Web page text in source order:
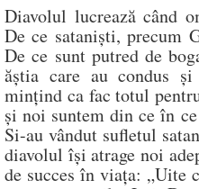
Diavolul lucrează când
De ce sataniști, precum
De ce sunt putred de
ăștia care au condus
mințind ca fac totul
și noi suntem din ce în
Si-au vândut sufletul
diavolul își atrage noi
de succes în viața: „Uite